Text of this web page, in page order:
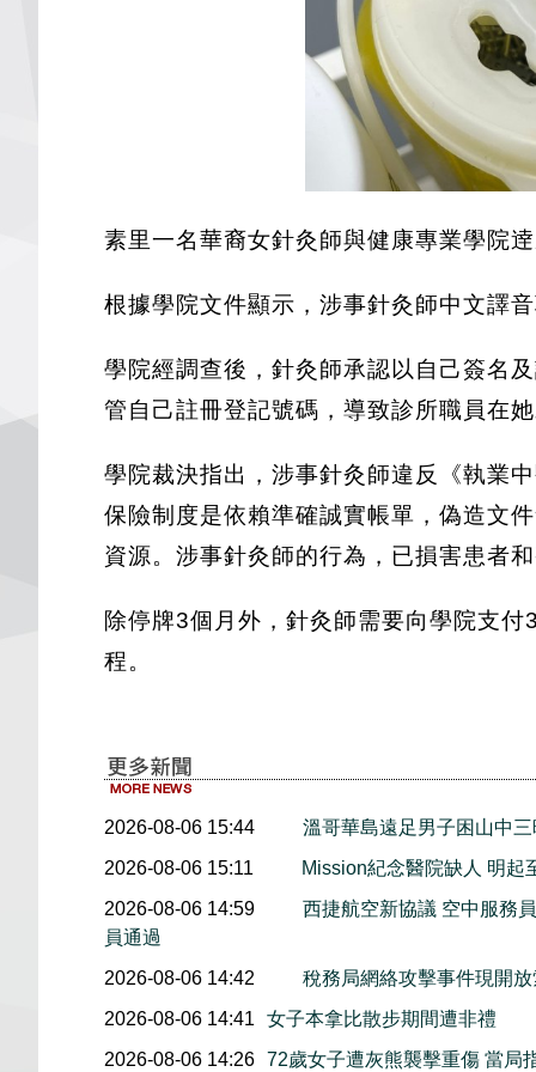
素里一名華裔女針灸師與健康專業學院
根據學院文件顯示，涉事針灸師中文譯
學院經調查後，針灸師承認以自己簽名
管自己註冊登記號碼，導致診所職員在
學院裁決指出，涉事針灸師違反《執業
保險制度是依賴準確誠實帳單，偽造文
資源。涉事針灸師的行為，已損害患者
除停牌3個月外，針灸師需要向學院支
程。
2026-08-06 15:44
溫哥華島遠足男子困山中
2026-08-06 15:11
Mission紀念醫院缺人 明起
2026-08-06 14:59
西捷航空新協議 空中服務
員通過
2026-08-06 14:42
稅務局網絡攻擊事件現開
2026-08-06 14:41
女子本拿比散步期間遭非禮
2026-08-06 14:26 72歲女子遭灰熊襲擊重傷 當局